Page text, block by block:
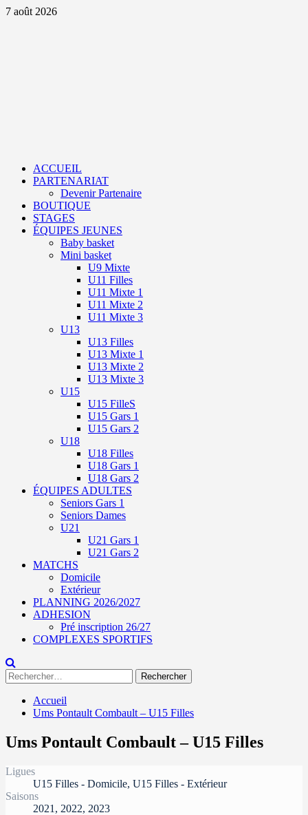
Aller
7 août 2026
ACCUEIL
PARTENARIAT
Devenir Partenaire
BOUTIQUE
STAGES
ÉQUIPES JEUNES
Baby basket
Mini basket
U9 Mixte
U11 Filles
U11 Mixte 1
U11 Mixte 2
U11 Mixte 3
U13
U13 Filles
U13 Mixte 1
U13 Mixte 2
U13 Mixte 3
U15
U15 FilleS
U15 Gars 1
U15 Gars 2
U18
U18 Filles
U18 Gars 1
U18 Gars 2
ÉQUIPES ADULTES
Seniors Gars 1
Seniors Dames
U21
U21 Gars 1
U21 Gars 2
MATCHS
Domicile
Extérieur
PLANNING 2026/2027
ADHESION
Pré inscription 26/27
COMPLEXES SPORTIFS
Rechercher :
Accueil
Ums Pontault Combault – U15 Filles
Ums Pontault Combault – U15 Filles
Ligues
U15 Filles - Domicile, U15 Filles - Extérieur
Saisons
2021, 2022, 2023